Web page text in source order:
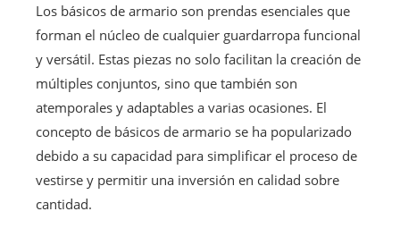
Los básicos de armario son prendas esenciales que
forman el núcleo de cualquier guardarropa funcional
y versátil. Estas piezas no solo facilitan la creación de
múltiples conjuntos, sino que también son
atemporales y adaptables a varias ocasiones. El
concepto de básicos de armario se ha popularizado
debido a su capacidad para simplificar el proceso de
vestirse y permitir una inversión en calidad sobre
cantidad.